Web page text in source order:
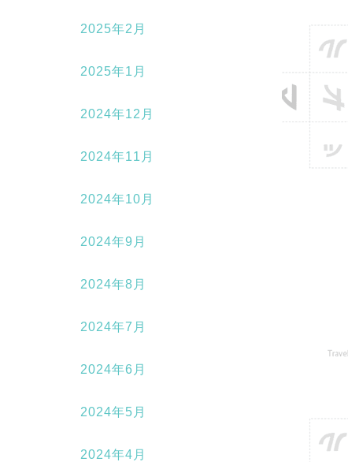
2025年2月
2025年1月
2024年12月
2024年11月
2024年10月
2024年9月
2024年8月
2024年7月
2024年6月
2024年5月
2024年4月